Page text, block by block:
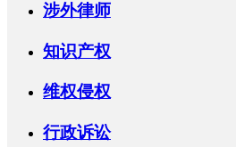
涉外律师
知识产权
维权侵权
行政诉讼